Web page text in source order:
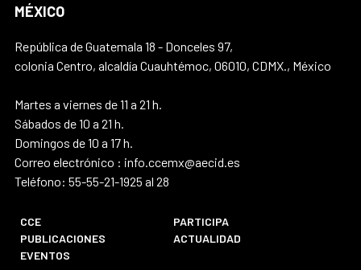
MÉXICO
República de Guatemala 18 - Donceles 97,
colonia Centro, alcaldía Cuauhtémoc, 06010, CDMX., México
Martes a viernes de 11 a 21 h.
Sábados de 10 a 21 h.
Domingos de 10 a 17 h.
Correo electrónico : info.ccemx@aecid.es
Teléfono: 55-55-21-1925 al 28
CCE
PARTICIPA
PUBLICACIONES
ACTUALIDAD
EVENTOS